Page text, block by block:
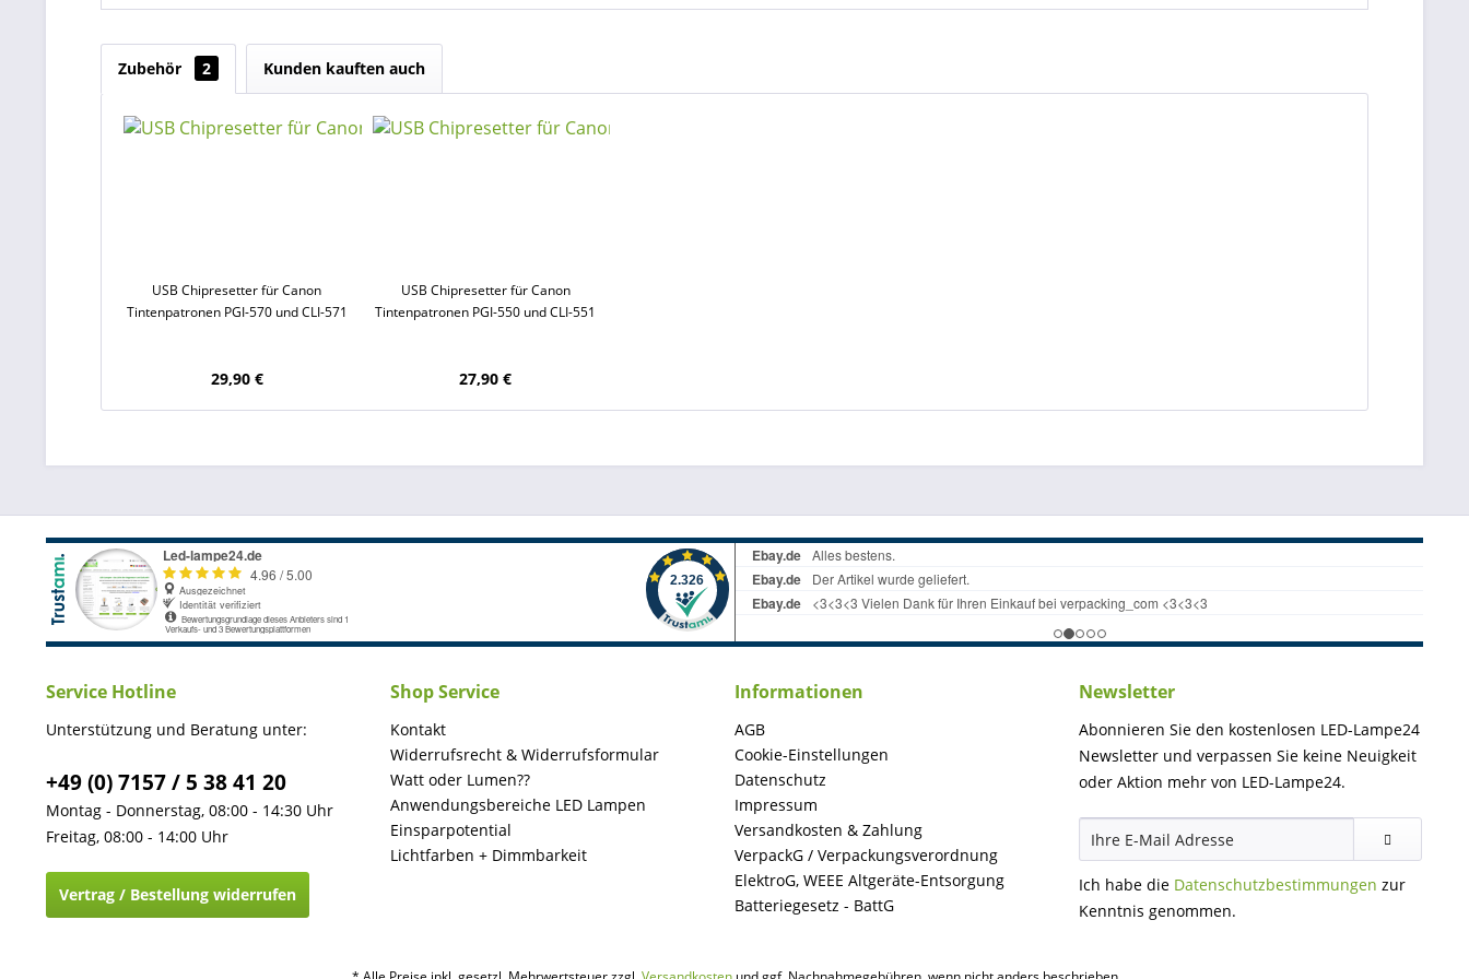
Zubehör 2 Kunden kauften auch
USB Chipresetter für Canon
Tintenpatronen PGI-570 und CLI-571
29,90 €
USB Chipresetter für Canon
Tintenpatronen PGI-550 und CLI-551
27,90 €
Service Hotline
Unterstützung und Beratung unter:
+49 (0) 7157 / 5 38 41 20
Montag - Donnerstag, 08:00 - 14:30 Uhr
Freitag, 08:00 - 14:00 Uhr
Vertrag / Bestellung widerrufen
Shop Service
Kontakt
Widerrufsrecht & Widerrufsformular
Watt oder Lumen??
Anwendungsbereiche LED Lampen
Einsparpotential
Lichtfarben + Dimmbarkeit
Informationen
AGB
Cookie-Einstellungen
Datenschutz
Impressum
Versandkosten & Zahlung
VerpackG / Verpackungsverordnung
ElektroG, WEEE Altgeräte-Entsorgung
Batteriegesetz - BattG
Newsletter
Abonnieren Sie den kostenlosen LED-Lampe24
Newsletter und verpassen Sie keine Neuigkeit
oder Aktion mehr von LED-Lampe24.
Ich habe die Datenschutzbestimmungen zur
Kenntnis genommen.